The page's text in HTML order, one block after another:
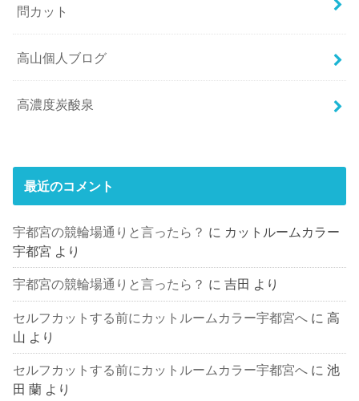
問カット
高山個人ブログ
高濃度炭酸泉
最近のコメント
宇都宮の競輪場通りと言ったら？ に カットルームカラー
宇都宮 より
宇都宮の競輪場通りと言ったら？ に吉田 より
セルフカットする前にカットルームカラー宇都宮へ に高
山 より
セルフカットする前にカットルームカラー宇都宮へ に池
田 蘭 より